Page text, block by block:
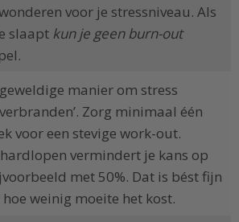
voor je stressniveau. Als
slaapt kun je geen burn-out
manier om stress
Zorg minimaal één
voor een stevige work-out.
vermindert je kans op
met 50%. Dat is bést fijn
weinig moeite het kost.